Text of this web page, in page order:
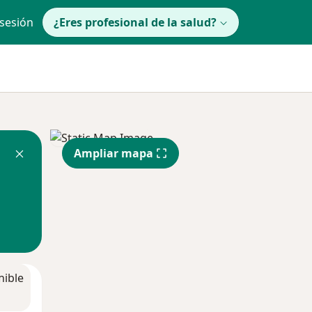
¿Eres profesional de la salud?
Ampliar mapa